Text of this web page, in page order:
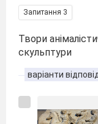
Запитання 3
Твори
скульптури
варіанти